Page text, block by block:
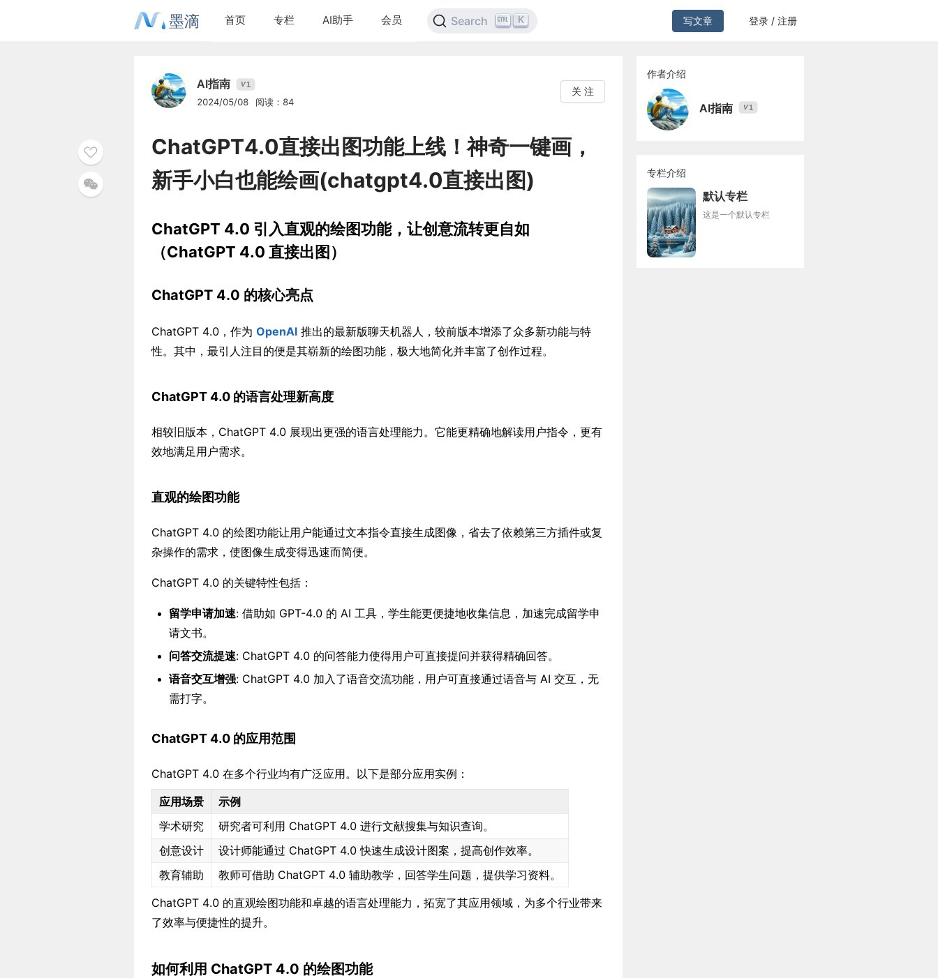
墨滴 首页 专栏 AI助手 会员 Search K 写文章 登录 / 注册
AI指南 V1
2024/05/08 阅读：84
关 注
ChatGPT4.0直接出图功能上线！神奇一键画，
新手小白也能绘画(chatgpt4.0直接出图)
ChatGPT 4.0 引入直观的绘图功能，让创意流转更自如
（ChatGPT 4.0 直接出图）
ChatGPT 4.0 的核心亮点
ChatGPT 4.0，作为 OpenAI 推出的最新版聊天机器人，较前版本增添了众多新功能与特
性。其中，最引人注目的便是其崭新的绘图功能，极大地简化并丰富了创作过程。
ChatGPT 4.0 的语言处理新高度
相较旧版本，ChatGPT 4.0 展现出更强的语言处理能力。它能更精确地解读用户指令，更有
效地满足用户需求。
直观的绘图功能
ChatGPT 4.0 的绘图功能让用户能通过文本指令直接生成图像，省去了依赖第三方插件或复
杂操作的需求，使图像生成变得迅速而简便。
ChatGPT 4.0 的关键特性包括：
留学申请加速: 借助如 GPT-4.0 的 AI 工具，学生能更便捷地收集信息，加速完成留学申
请文书。
问答交流提速: ChatGPT 4.0 的问答能力使得用户可直接提问并获得精确回答。
语音交互增强: ChatGPT 4.0 加入了语音交流功能，用户可直接通过语音与 AI 交互，无
需打字。
ChatGPT 4.0 的应用范围
ChatGPT 4.0 在多个行业均有广泛应用。以下是部分应用实例：
应用场景
示例
学术研究
研究者可利用 ChatGPT 4.0 进行文献搜集与知识查询。
创意设计
设计师能通过 ChatGPT 4.0 快速生成设计图案，提高创作效率。
教育辅助
教师可借助 ChatGPT 4.0 辅助教学，回答学生问题，提供学习资料。
ChatGPT 4.0 的直观绘图功能和卓越的语言处理能力，拓宽了其应用领域，为多个行业带来
了效率与便捷性的提升。
如何利用 ChatGPT 4.0 的绘图功能
作者介绍
AI指南 V1
专栏介绍
默认专栏
这是一个默认专栏